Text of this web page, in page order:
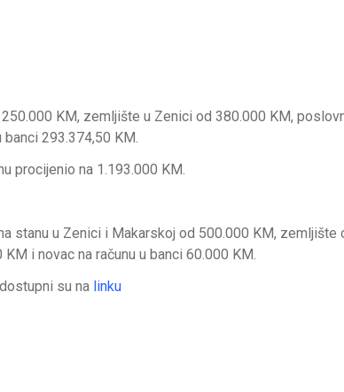
KM, zemljište u Zenici od 380.000 KM,
293.374,50 KM.
procijenio na 1.193.000 KM.
stanu u Zenici i Makarskoj od 500.000 KM, zemljište
i novac na računu u banci 60.000 KM.
su na linku